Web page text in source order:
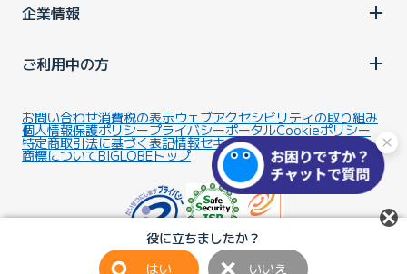
役に立ちましたか？
はい
いいえ
企業情報
ご利用中の方
お問い合わせ消費税の表示ウェブアクセシビリティの取り組み
個人情報保護ポリシープライバシーポータルCookieポリシー
特定商取引法に基づく表記情報セキュリティ基本方針
商標についてBIGLOBEトップ